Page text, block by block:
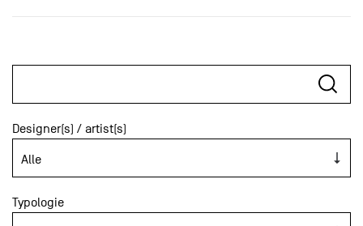
Designer(s) / artist(s)
Typologie